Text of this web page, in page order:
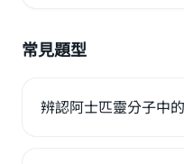
常見題型
辨認阿士匹靈分子中